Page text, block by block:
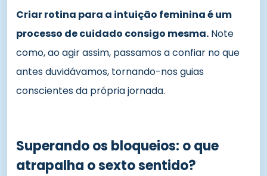
Criar rotina para a intuição feminina é um
processo de cuidado consigo mesma. Note
como, ao agir assim, passamos a confiar no que
antes duvidávamos, tornando-nos guias
conscientes da própria jornada.
Superando os bloqueios: o que
atrapalha o sexto sentido?